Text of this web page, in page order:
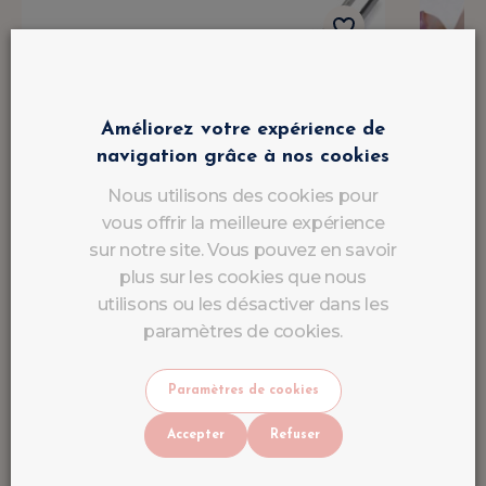
Améliorez votre expérience de
navigation grâce à nos cookies
Nous utilisons des cookies pour
vous offrir la meilleure expérience
sur notre site. Vous pouvez en savoir
plus sur les cookies que nous
utilisons ou les désactiver dans les
paramètres de cookies.
Paramètres de cookies
Accepter Refuser